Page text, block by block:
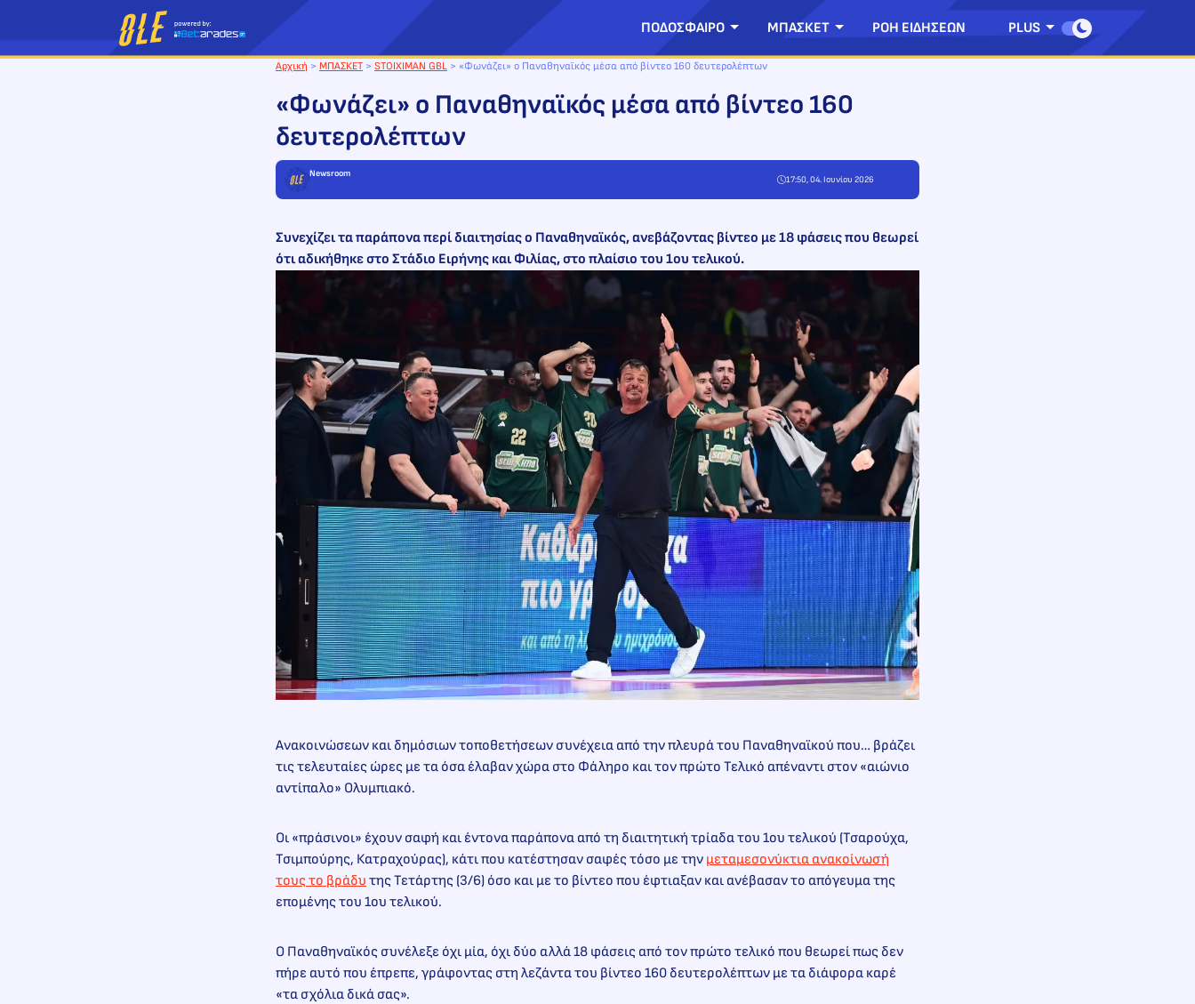
περιεχόμενο
ΠΟΔΟΣΦΑΙΡΟ ΜΠΑΣΚΕΤ ΡΟΗ ΕΙΔΗΣΕΩΝ PLUS
Αρχική > ΜΠΑΣΚΕΤ > STOIXIMAN GBL > «Φωνάζει» ο Παναθηναϊκός μέσα από βίντεο 160 δευτερολέπτων
«Φωνάζει» ο Παναθηναϊκός μέσα από βίντεο 160
δευτερολέπτων
Newsroom
17:50, 04. Ιουνίου 2026
Συνεχίζει τα παράπονα περί διαιτησίας ο Παναθηναϊκός, ανεβάζοντας βίντεο με 18 φάσεις που θεωρεί
ότι αδικήθηκε στο Στάδιο Ειρήνης και Φιλίας, στο πλαίσιο του 1ου τελικού.
Ανακοινώσεων και δημόσιων τοποθετήσεων συνέχεια από την πλευρά του Παναθηναϊκού που… βράζει
τις τελευταίες ώρες με τα όσα έλαβαν χώρα στο Φάληρο και τον πρώτο Τελικό απέναντι στον «αιώνιο
αντίπαλο» Ολυμπιακό.
Οι «πράσινοι» έχουν σαφή και έντονα παράπονα από τη διαιτητική τρίαδα του 1ου τελικού (Τσαρούχα,
Τσιμπούρης, Κατραχούρας), κάτι που κατέστησαν σαφές τόσο με την μεταμεσονύκτια ανακοίνωσή
τους το βράδυ της Τετάρτης (3/6) όσο και με το βίντεο που έφτιαξαν και ανέβασαν το απόγευμα της
επομένης του 1ου τελικού.
Ο Παναθηναϊκός συνέλεξε όχι μία, όχι δύο αλλά 18 φάσεις από τον πρώτο τελικό που θεωρεί πως δεν
πήρε αυτό που έπρεπε, γράφοντας στη λεζάντα του βίντεο 160 δευτερολέπτων με τα διάφορα καρέ
«τα σχόλια δικά σας».